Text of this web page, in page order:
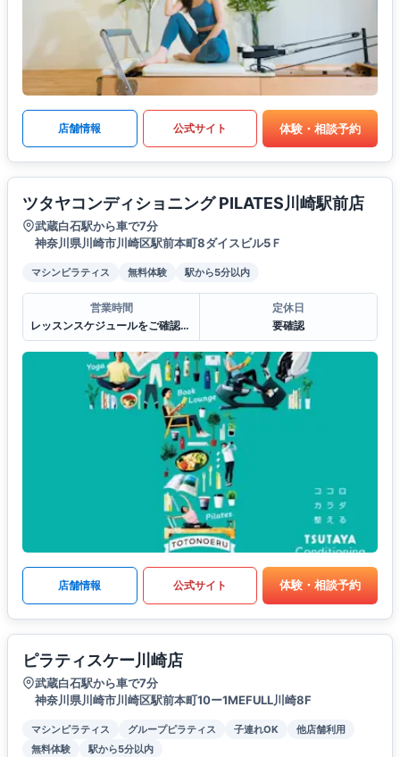
店舗情報 公式サイト 体験・相談予約
ツタヤコンディショニング PILATES川崎駅前店
武蔵白石駅から車で7分
神奈川県川崎市川崎区駅前本町8ダイスビル5Ｆ
マシンピラティス 無料体験 駅から5分以内
営業時間
レッスンスケジュールをご確認ください。
定休日
要確認
店舗情報 公式サイト 体験・相談予約
ピラティスケー川崎店
武蔵白石駅から車で7分
神奈川県川崎市川崎区駅前本町10ー1MEFULL川崎8F
マシンピラティス グループピラティス 子連れOK
他店舗利用
無料体験
駅から5分以内